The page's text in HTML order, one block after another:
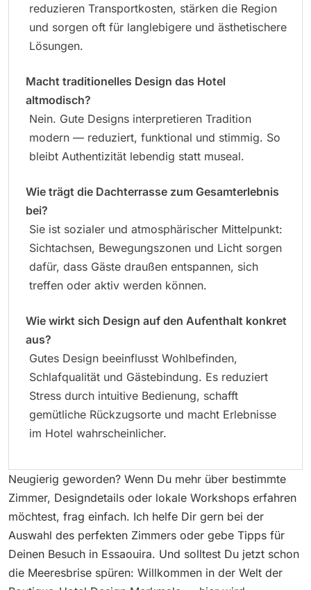
reduzieren Transportkosten, stärken die Region
und sorgen oft für langlebigere und ästhetischere
Lösungen.
Macht traditionelles Design das Hotel
altmodisch?
Nein. Gute Designs interpretieren Tradition
modern — reduziert, funktional und stimmig. So
bleibt Authentizität lebendig statt museal.
Wie trägt die Dachterrasse zum Gesamterlebnis
bei?
Sie ist sozialer und atmosphärischer Mittelpunkt:
Sichtachsen, Bewegungszonen und Licht sorgen
dafür, dass Gäste draußen entspannen, sich
treffen oder aktiv werden können.
Wie wirkt sich Design auf den Aufenthalt konkret
aus?
Gutes Design beeinflusst Wohlbefinden,
Schlafqualität und Gästebindung. Es reduziert
Stress durch intuitive Bedienung, schafft
gemütliche Rückzugsorte und macht Erlebnisse
im Hotel wahrscheinlicher.
Neugierig geworden? Wenn Du mehr über bestimmte
Zimmer, Designdetails oder lokale Workshops erfahren
möchtest, frag einfach. Ich helfe Dir gern bei der
Auswahl des perfekten Zimmers oder gebe Tipps für
Deinen Besuch in Essaouira. Und solltest Du jetzt schon
die Meeresbrise spüren: Willkommen in der Welt der